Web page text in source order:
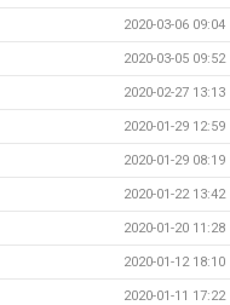
2020-03-06 09:04
2020-03-05 09:52
2020-02-27 13:13
2020-01-29 12:59
2020-01-29 08:19
2020-01-22 13:42
2020-01-20 11:28
2020-01-12 18:10
2020-01-11 17:22